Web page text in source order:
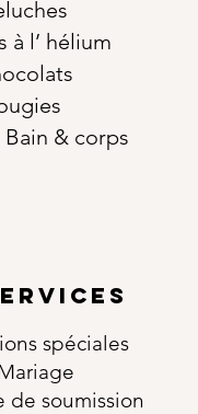
à l’ hélium
& corps
spéciales
de soumission